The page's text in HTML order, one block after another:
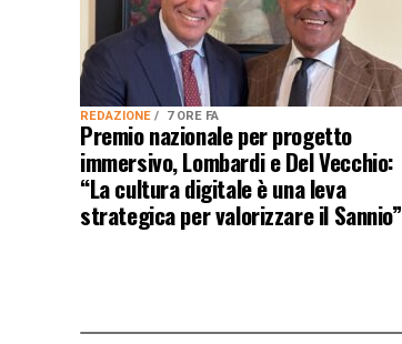
REDAZIONE 7 ORE FA
Premio nazionale per progetto
immersivo, Lombardi e Del Vecchio:
“La cultura digitale è una leva
strategica per valorizzare il Sannio”